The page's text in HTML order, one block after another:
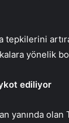
tepkilerini
yönelik
ediliyor
yanında olan